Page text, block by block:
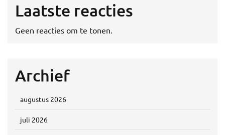
Laatste reacties
Geen reacties om te tonen.
Archief
augustus 2026
juli 2026